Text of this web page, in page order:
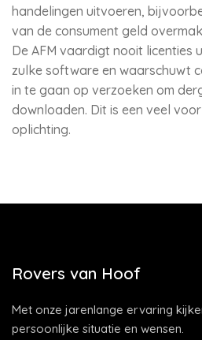
handelingen uitvoeren,
van de consument geld
De AFM vaardigt nooit licenties
zulke software en waarschuwt
in te gaan op verzoeken om
downloaden. Dit is een veel
oplichting.
Rovers van Hoof
Met onze jarenlange ervaring
persoonlijke situatie en wensen.